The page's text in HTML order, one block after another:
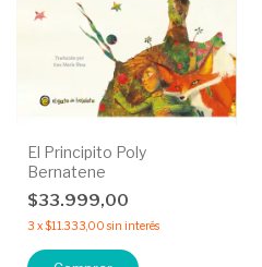
El Principito Poly
Bernatene
$33.999,00
3 x$11.333,00 sin interés